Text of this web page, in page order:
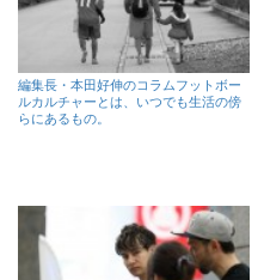
編集長・本田好伸のコラムフットボー
ルカルチャーとは、いつでも生活の傍
らにあるもの。